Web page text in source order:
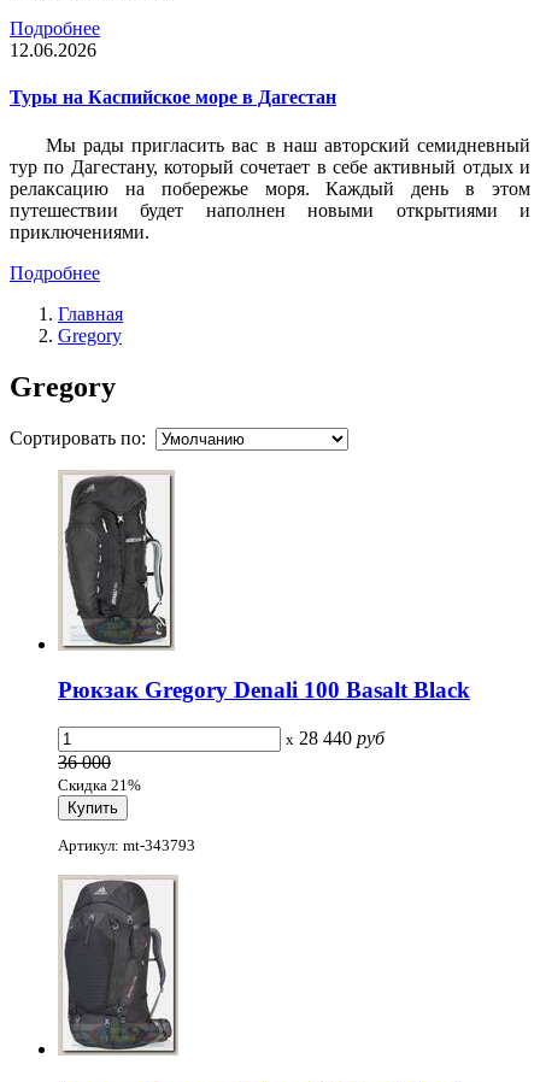
Подробнее
12.06.2026
Туры на Каспийское море в Дагестан
Мы рады пригласить вас в наш авторский семидневный
тур по Дагестану, который сочетает в себе активный отдых и
релаксацию на побережье моря. Каждый день в этом
путешествии будет наполнен новыми открытиями и
приключениями.
Подробнее
Главная
Gregory
Gregory
Сортировать по:
Рюкзак Gregory Denali 100 Basalt Black
x 28 440 руб
36 000
Скидка 21%
Артикул: mt-343793